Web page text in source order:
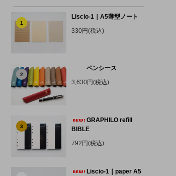
1
Liscio-1｜A5薄型ノート
330円(税込)
2
ペンシース
3,630円(税込)
3
GRAPHILO refill
BIBLE
792円(税込)
Liscio-1｜paper A5